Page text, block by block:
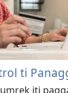
ti
iti